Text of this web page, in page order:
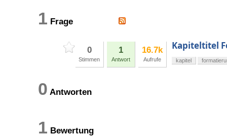
1 Frage
0
Stimmen
1
Antwort
16.7k
Aufrufe
Kapiteltitel
kapitel
0 Antworten
1 Bewertung